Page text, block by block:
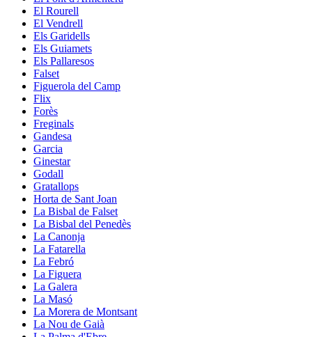
El Rourell
El Vendrell
Els Garidells
Els Guiamets
Els Pallaresos
Falset
Figuerola del Camp
Flix
Forès
Freginals
Gandesa
Garcia
Ginestar
Godall
Gratallops
Horta de Sant Joan
La Bisbal de Falset
La Bisbal del Penedès
La Canonja
La Fatarella
La Febró
La Figuera
La Galera
La Masó
La Morera de Montsant
La Nou de Gaià